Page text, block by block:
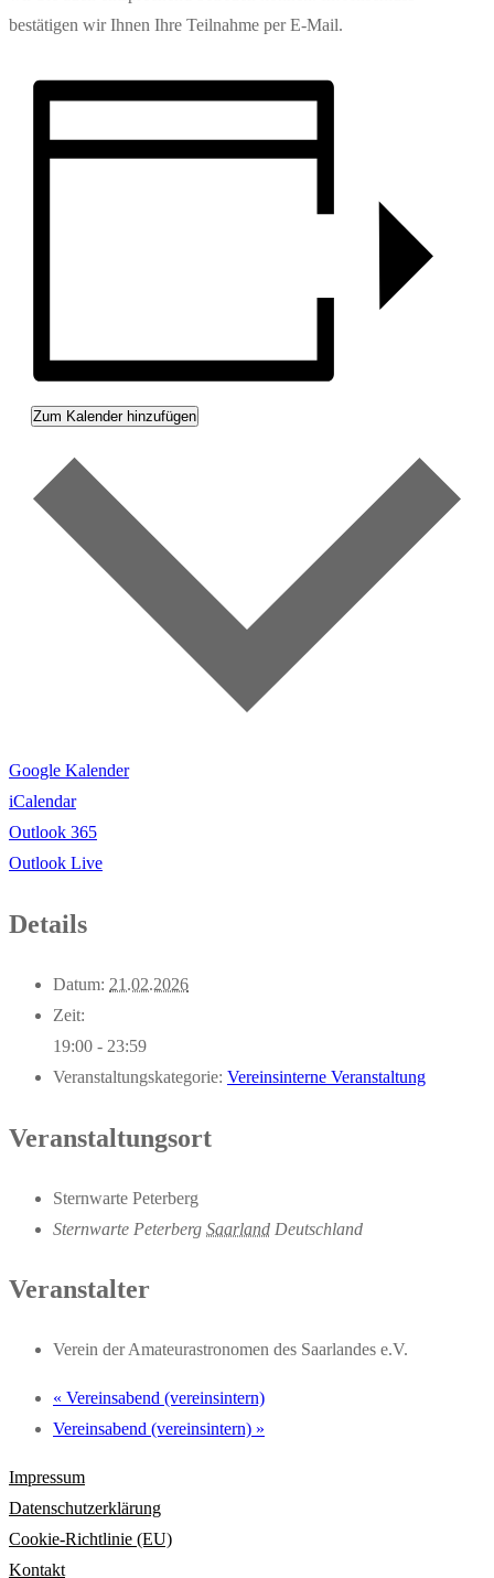
bestätigen wir Ihnen Ihre Teilnahme per E-Mail.
Zum Kalender hinzufügen
Google Kalender
iCalendar
Outlook 365
Outlook Live
Details
Datum: 21.02.2026
Zeit:
19:00 - 23:59
Veranstaltungskategorie: Vereinsinterne Veranstaltung
Veranstaltungsort
Sternwarte Peterberg
Sternwarte Peterberg Saarland Deutschland
Veranstalter
Verein der Amateurastronomen des Saarlandes e.V.
« Vereinsabend (vereinsintern)
Vereinsabend (vereinsintern) »
Impressum
Datenschutzerklärung
Cookie-Richtlinie (EU)
Kontakt